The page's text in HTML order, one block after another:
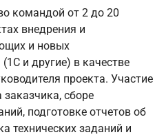
командой от 2 до 20
внедрения и
и новых
и другие) в качестве
проекта. Участие
заказчика, сборе
подготовке отчетов об
технических заданий и